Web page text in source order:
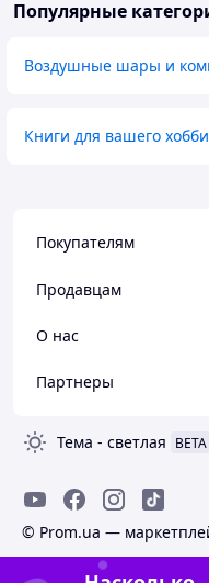
Популярные
Воздушные шары и
Книги для вашего хобби
Покупателям
Продавцам
О нас
Партнеры
Тема - светлая BETA
© Prom.ua —